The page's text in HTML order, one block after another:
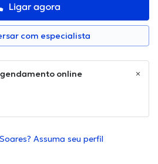
Ligar agora
com especialista
online
Assuma seu perfil